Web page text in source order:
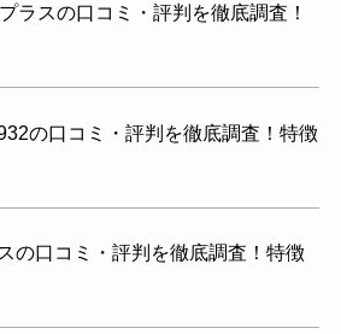
ラスの口コミ・評判を徹底調査！
の口コミ・評判を徹底調査！特徴
の口コミ・評判を徹底調査！特徴